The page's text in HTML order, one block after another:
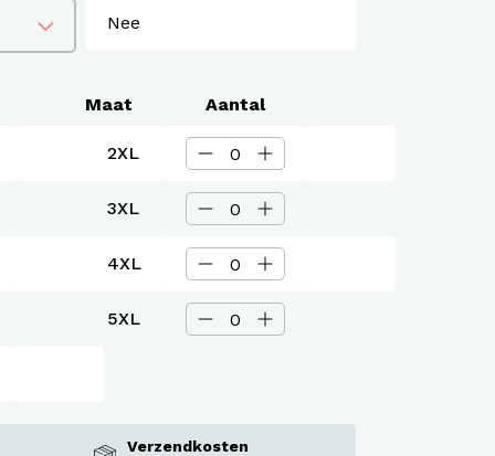
Maat Aantal
2XL
3XL
4XL
5XL
Verzendkosten